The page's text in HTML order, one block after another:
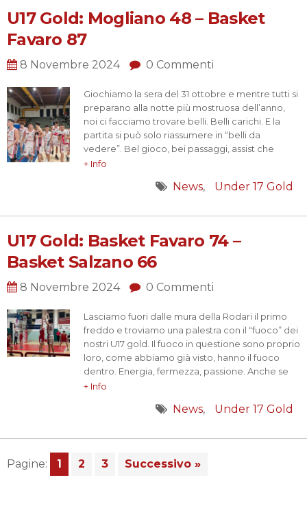
U17 Gold: Mogliano 48 – Basket
Favaro 87
8 Novembre 2024 0 Commenti
Giochiamo la sera del 31 ottobre e mentre tutti si
preparano alla notte più mostruosa dell’anno,
noi ci facciamo trovare belli. Belli carichi. E la
partita si può solo riassumere in “belli da
vedere”. Bel gioco, bei passaggi, assist che
vanno a concretizzare belle risoluzioni.
hanno carattere, sono competitivi ma hanno
+ Info
News Under 17 Gold
U17 Gold: Basket Favaro 74 –
Basket Salzano 66
8 Novembre 2024 0 Commenti
Lasciamo fuori dalle mura della Rodari il primo
freddo e troviamo una palestra con il “fuoco” dei
nostri U17 gold. Il fuoco in questione sono proprio
loro, come abbiamo già visto, hanno il fuoco
dentro. Energia, fermezza, passione. Anche se
iniziamo a rilento, la partita non è mai grigia, è un
+ Info
News Under 17 Gold
Pagine: 1 2 3 Successivo »